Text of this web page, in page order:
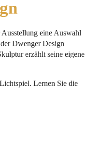
eine Auswahl
Dwenger Design
erzählt seine eigene
Lernen Sie die